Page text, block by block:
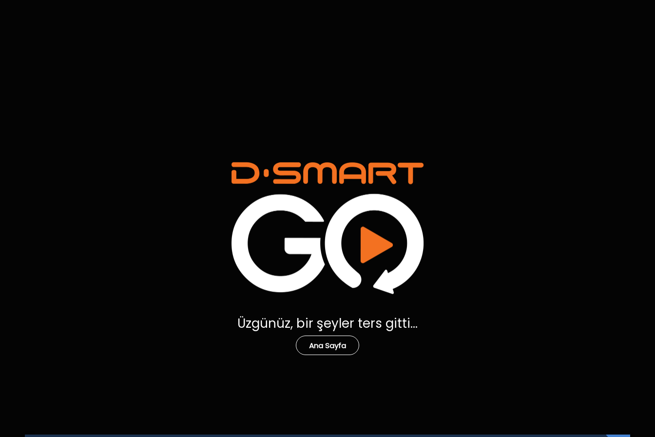
Üzgünüz, bir şeyler ters gitti...
Ana Sayfa